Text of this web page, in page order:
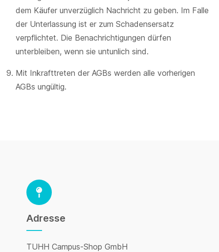
dem Käufer unverzüglich Nachricht zu geben. Im Falle
der Unterlassung ist er zum Schadensersatz
verpflichtet. Die Benachrichtigungen dürfen
unterbleiben, wenn sie untunlich sind.
Mit Inkrafttreten der AGBs werden alle vorherigen
AGBs ungültig.
Adresse
TUHH Campus-Shop GmbH